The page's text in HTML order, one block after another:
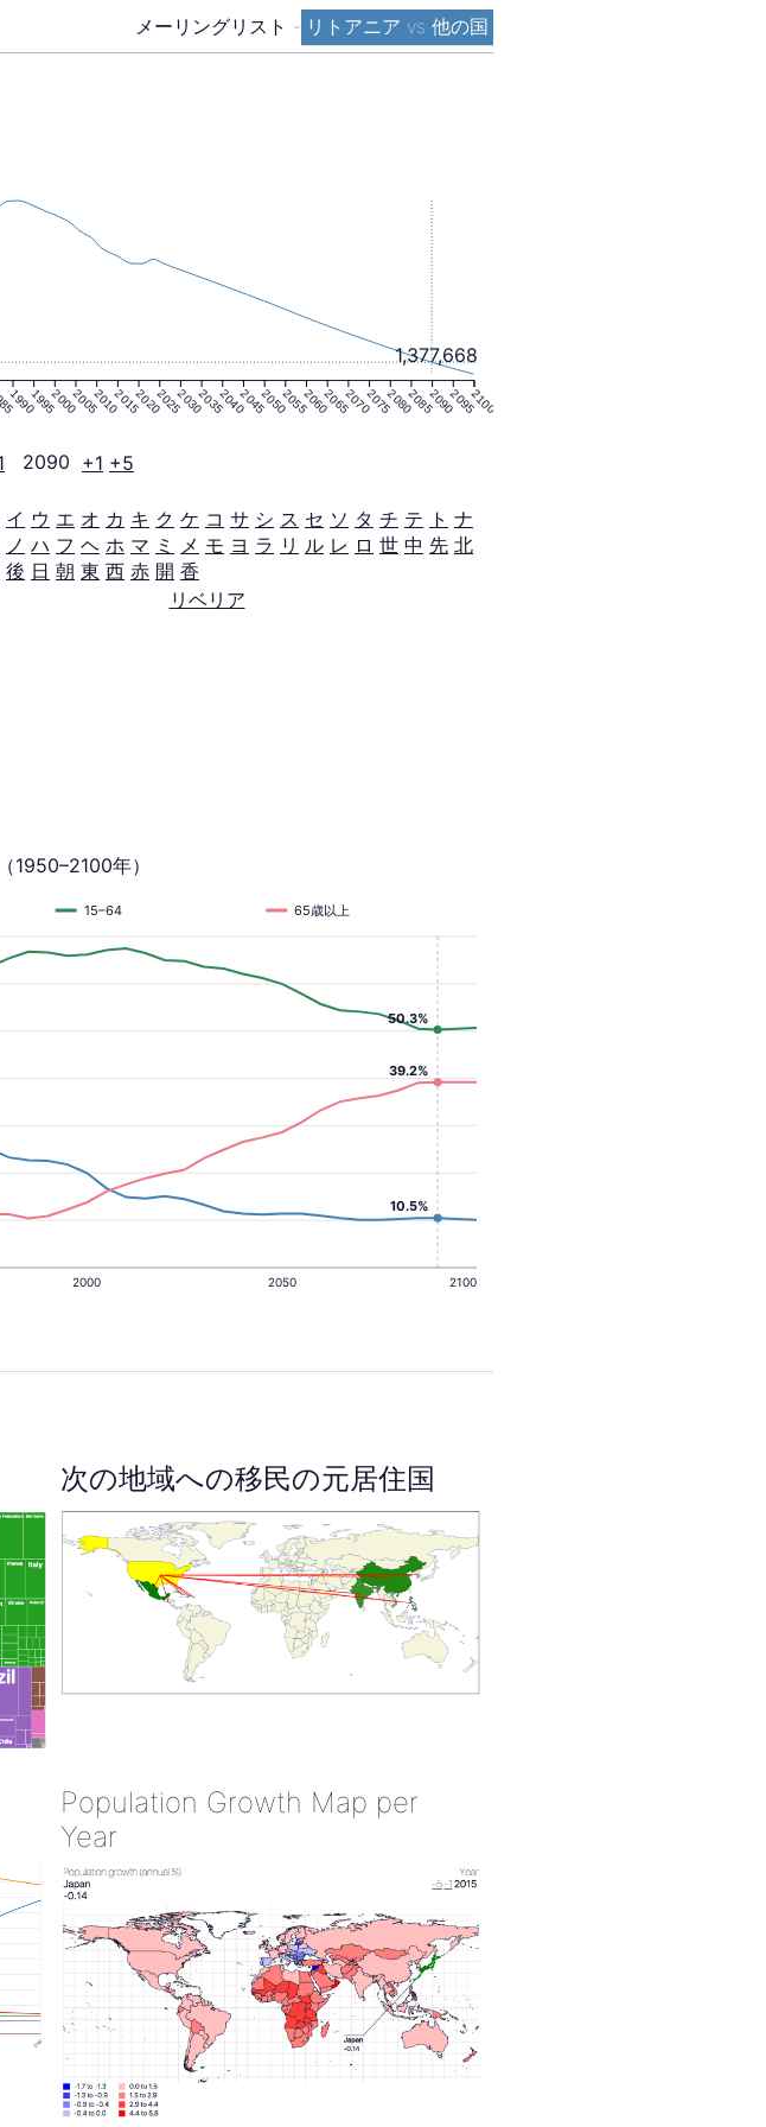
メーリングリスト - リトアニア vs 他の国
19901995200020052010201520202025203020352040204520502055206020652070207520802085209020952100
1,377,668
2090 +1 +5
イ ウ エ オ カ キ ク ケ コ サ シ ス セ ソ タ チ テ ト ナ
ノ ハ フ ヘ ホ マ ミ メ モ ヨ ラ リ ル レ ロ 世 中 先 北
後 日 朝 東 西 赤 開 香
リベリア
1950–2100年）
2000 2050 2100
15–64 65歳以上
10.5%
39.2%
50.3%
次の地域への移民の元居住国
Population Growth Map per
Year